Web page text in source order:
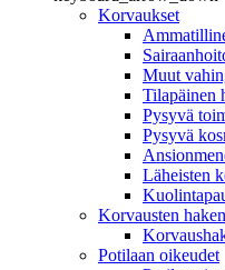
Korvaukset
Muut
Tilapäinen
Pysyvä
Pysyvä
Läheisten
Korvausten
Potilaan oikeudet